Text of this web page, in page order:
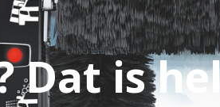
Dat is